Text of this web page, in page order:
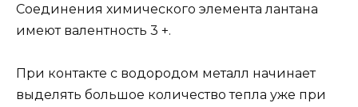
Соединения химического элемента лантана
имеют валентность 3 +.
При контакте с водородом металл начинает
выделять большое количество тепла уже при